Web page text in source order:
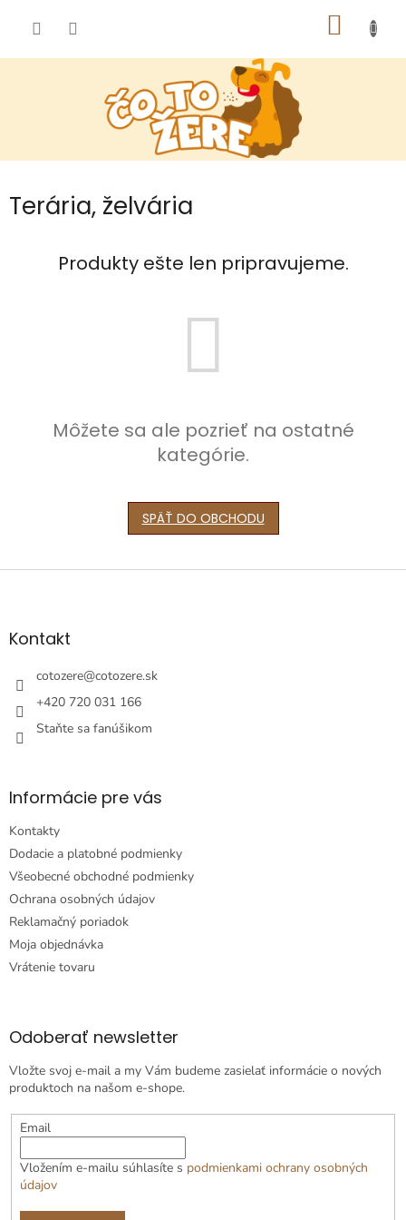
Terária, želvária
Produkty ešte len pripravujeme.
Môžete sa ale pozrieť na ostatné
kategórie.
SPÄŤ DO OBCHODU
Z
äKontakt
cotozere@cotozere.sk
+420 720 031 166
Staňte sa fanúšikom
Informácie pre vás
Kontakty
Dodacie a platobné podmienky
Všeobecné obchodné podmienky
Ochrana osobných údajov
Reklamačný poriadok
Moja objednávka
Vrátenie tovaru
Odoberať newsletter
Vložte svoj e-mail a my Vám budeme zasielať informácie o nových
produktoch na našom e-shope.
Email
Vložením e-mailu súhlasíte s podmienkami ochrany osobných
údajov